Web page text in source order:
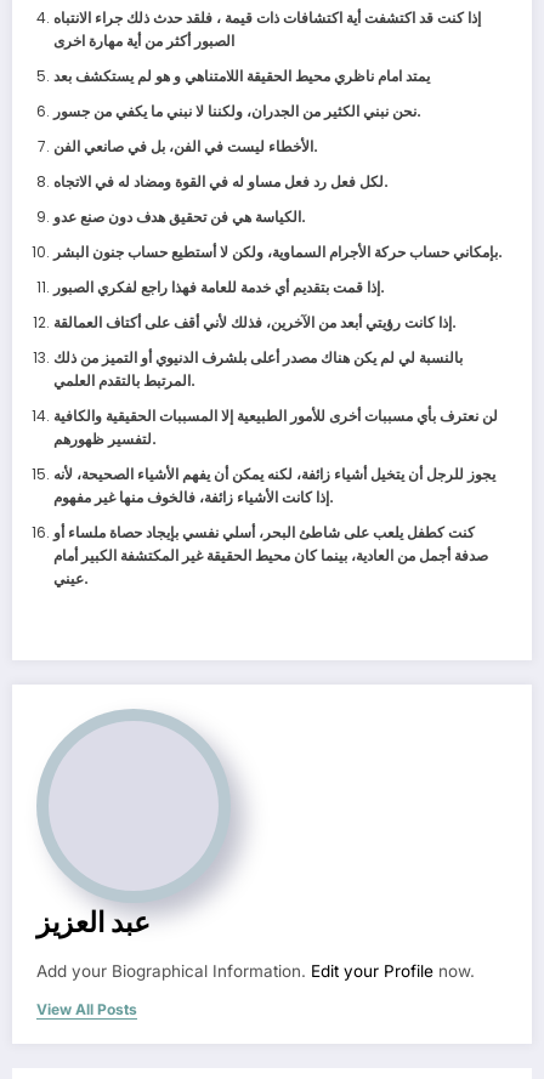
إذا كنت قد اكتشفت أية اكتشافات ذات قيمة ، فلقد حدث ذلك جراء الانتباه
الصبور أكثر من أية مهارة اخرى
يمتد امام ناظري محيط الحقيقة اللامتناهي و هو لم يستكشف بعد
نحن نبني الكثير من الجدران، ولكننا لا نبني ما يكفي من جسور.
الأخطاء ليست في الفن، بل في صانعي الفن.
لكل فعل رد فعل مساو له في القوة ومضاد له في الاتجاه.
الكياسة هي فن تحقيق هدف دون صنع عدو.
بإمكاني حساب حركة الأجرام السماوية، ولكن لا أستطيع حساب جنون البشر.
إذا قمت بتقديم أي خدمة للعامة فهذا راجع لفكري الصبور.
إذا كانت رؤيتي أبعد من الآخرين، فذلك لأني أقف على أكتاف العمالقة.
بالنسبة لي لم يكن هناك مصدر أعلى بلشرف الدنيوي أو التميز من ذلك
المرتبط بالتقدم العلمي.
لن نعترف بأي مسببات أخرى للأمور الطبيعية إلا المسببات الحقيقية والكافية
لتفسير ظهورهم.
يجوز للرجل أن يتخيل أشياء زائفة، لكنه يمكن أن يفهم الأشياء الصحيحة، لأنه
إذا كانت الأشياء زائفة، فالخوف منها غير مفهوم.
كنت كطفل يلعب على شاطئ البحر، أسلي نفسي بإيجاد حصاة ملساء أو
صدفة أجمل من العادية، بينما كان محيط الحقيقة غير المكتشفة الكبير أمام
عيني.
عبد العزيز
Add your Biographical Information. Edit your Profile now.
View All Posts